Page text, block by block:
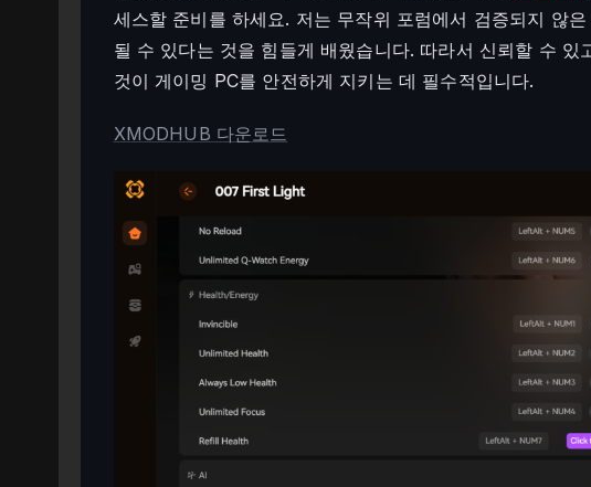
세스할 준비를 하세요. 저는 무작위 포럼에서 검증되지 않
될 수 있다는 것을 힘들게 배웠습니다. 따라서 신뢰할 수 있
것이 게이밍 PC를 안전하게 지키는 데 필수적입니다.
XMODHUB 다운로드